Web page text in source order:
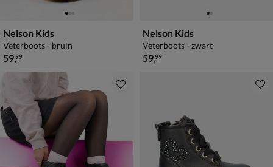
Nelson Kids
Veterboots - bruin
€ 59,99
59,99
Nelson Kids
Veterboots - zwart
€ 59,99
59,99